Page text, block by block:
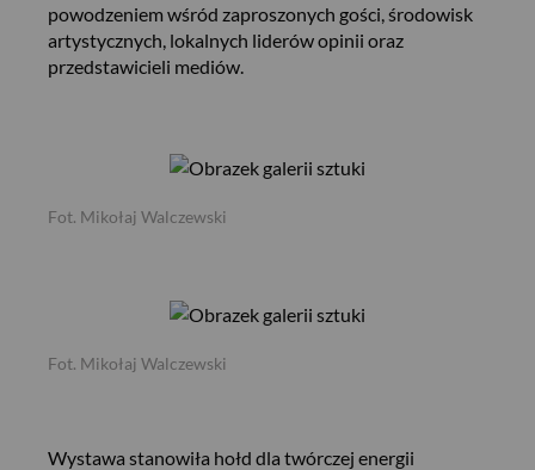
powodzeniem wśród zaproszonych gości, środowisk
artystycznych, lokalnych liderów opinii oraz
przedstawicieli mediów.
Fot. Mikołaj Walczewski
Fot. Mikołaj Walczewski
Wystawa stanowiła hołd dla twórczej energii